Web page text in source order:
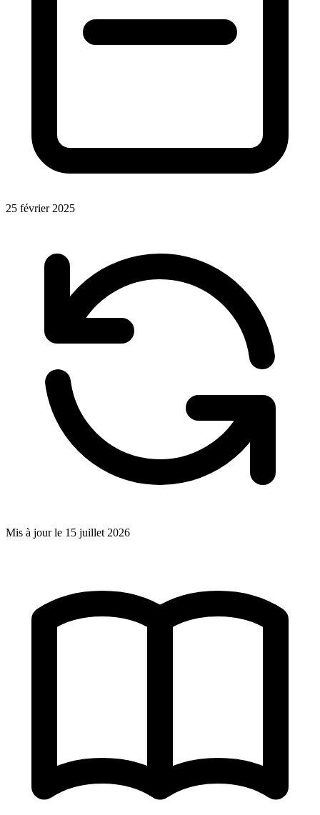
25 février 2025
Mis à jour le 15 juillet 2026